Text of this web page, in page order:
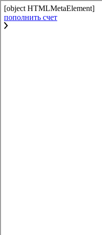
[object HTMLMetaElement]
пополнить счет